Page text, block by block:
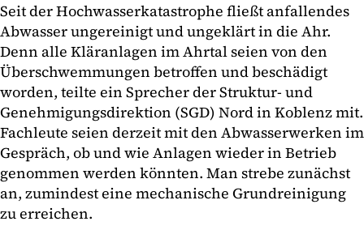
Seit der Hochwasserkatastrophe fließt anfallendes
Abwasser ungereinigt und ungeklärt in die Ahr.
Denn alle Kläranlagen im Ahrtal seien von den
Überschwemmungen betroffen und beschädigt
worden, teilte ein Sprecher der Struktur- und
Genehmigungsdirektion (SGD) Nord in Koblenz mit.
Fachleute seien derzeit mit den Abwasserwerken im
Gespräch, ob und wie Anlagen wieder in Betrieb
genommen werden könnten. Man strebe zunächst
an, zumindest eine mechanische Grundreinigung
zu erreichen.